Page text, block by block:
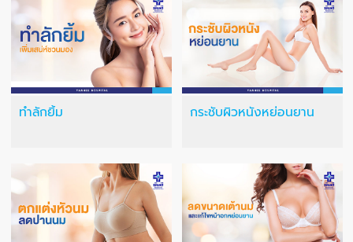
ทำลักยิ้ม กระชับผิวหนังหย่อนยาน